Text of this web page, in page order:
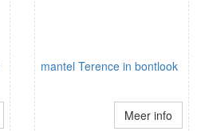
mantel Terence in bontlook
Meer info